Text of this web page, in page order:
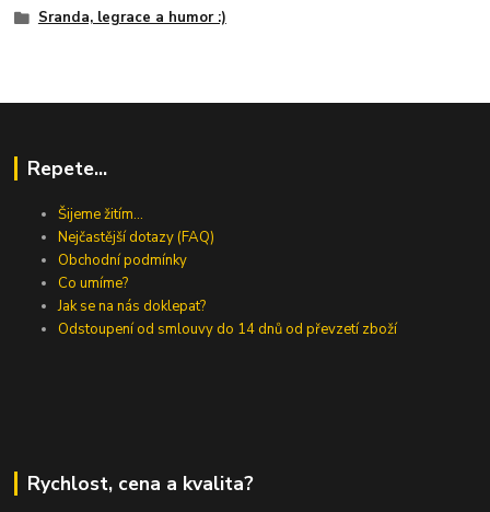
Sranda, legrace a humor :)
Repete...
Šijeme žitím...
Nejčastější dotazy (FAQ)
Obchodní podmínky
Co umíme?
Jak se na nás doklepat?
Odstoupení od smlouvy do 14 dnů od převzetí zboží
Rychlost, cena a kvalita?